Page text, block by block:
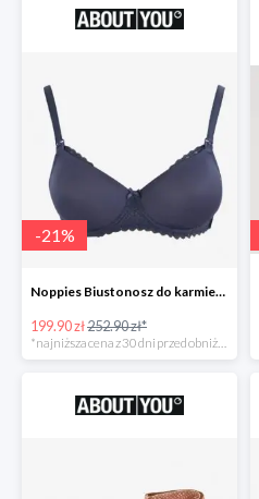
-21%
Noppies Biustonosz do karmienia 'Geo Lace' -21%
199.90 zł252.90 zł*